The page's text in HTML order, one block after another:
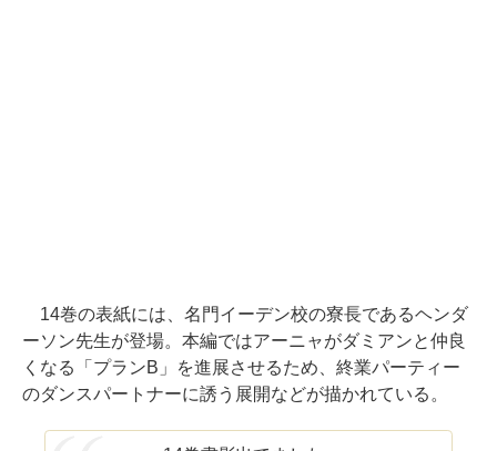
14巻の表紙には、名門イーデン校の寮長であるヘンダ
ーソン先生が登場。本編ではアーニャがダミアンと仲良
くなる「プランB」を進展させるため、終業パーティー
のダンスパートナーに誘う展開などが描かれている。